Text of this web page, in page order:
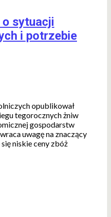
o sytuacji
i potrzebie
opublikował
tegorocznych żniw
gospodarstw
uwagę na znaczący
niskie ceny zbóż